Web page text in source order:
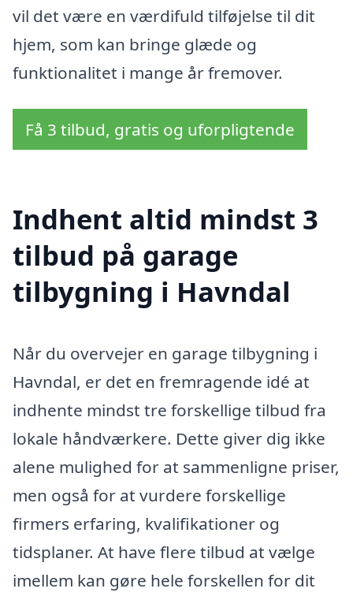
vil det være en værdifuld tilføjelse til dit
hjem, som kan bringe glæde og
funktionalitet i mange år fremover.
Få 3 tilbud, gratis og uforpligtende
Indhent altid mindst 3
tilbud på garage
tilbygning i Havndal
Når du overvejer en garage tilbygning i
Havndal, er det en fremragende idé at
indhente mindst tre forskellige tilbud fra
lokale håndværkere. Dette giver dig ikke
alene mulighed for at sammenligne priser,
men også for at vurdere forskellige
firmers erfaring, kvalifikationer og
tidsplaner. At have flere tilbud at vælge
imellem kan gøre hele forskellen for dit